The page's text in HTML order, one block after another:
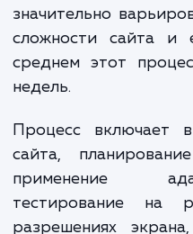
будет соответствовать
Обратите внимание, что
ориентировочными и
конкретных требований
которое обеспечит
устройствах.
ЗАКАЗАТЬ УСЛУГИ